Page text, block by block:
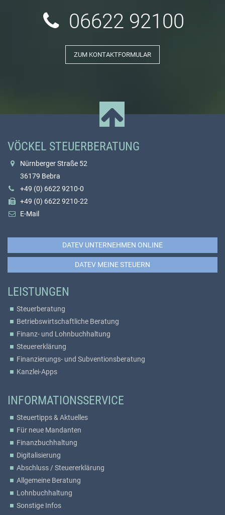
06622 92100
ZUM KONTAKTFORMULAR
VÖCKEL STEUERBERATUNG
Nürnberger Straße 52
36179 Bebra
+49 (0) 6622 9210-0
+49 (0) 6622 9210-22
E-Mail
DATEV UNTERNEHMEN ONLINE
DATEV MEINE STEUERN
LEISTUNGEN
Steuerberatung
Betriebswirtschaftliche Beratung
Finanz- und Lohnbuchhaltung
Steuererklärung
Finanzierungs- und Subventionsberatung
Kanzlei-Apps
INFORMATIONSSERVICE
Steuertipps & Aktuelles
Für neue Mandanten
Finanzbuchhaltung
Digitalisierung
Abschluss / Steuererklärung
Allgemeine Beratung
Lohnbuchhaltung
Sonstige Infos